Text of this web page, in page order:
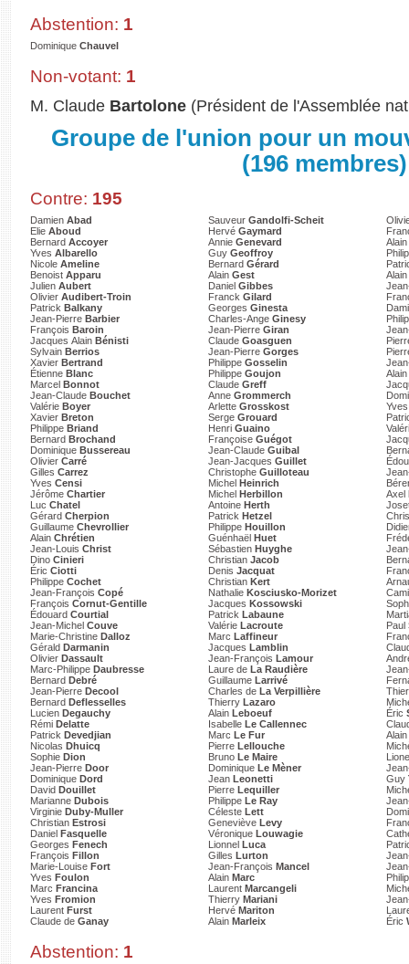
Abstention: 1
Dominique Chauvel
Non-votant: 1
M. Claude Bartolone (Président de l'Assemblée
Groupe de l'union pour un
(196 membres)
Contre: 195
Damien Abad
Elie Aboud
Bernard Accoyer
Yves Albarello
Nicole Ameline
Benoist Apparu
Julien Aubert
Olivier Audibert-Troin
Patrick Balkany
Jean-Pierre Barbier
François Baroin
Jacques Alain Bénisti
Sylvain Berrios
Xavier Bertrand
Étienne Blanc
Marcel Bonnot
Jean-Claude Bouchet
Valérie Boyer
Xavier Breton
Philippe Briand
Bernard Brochand
Dominique Bussereau
Olivier Carré
Gilles Carrez
Yves Censi
Jérôme Chartier
Luc Chatel
Gérard Cherpion
Guillaume Chevrollier
Alain Chrétien
Jean-Louis Christ
Dino Cinieri
Éric Ciotti
Philippe Cochet
Jean-François Copé
François Cornut-Gentille
Édouard Courtial
Jean-Michel Couve
Marie-Christine Dalloz
Gérald Darmanin
Olivier Dassault
Marc-Philippe Daubresse
Bernard Debré
Jean-Pierre Decool
Bernard Deflesselles
Lucien Degauchy
Rémi Delatte
Patrick Devedjian
Nicolas Dhuicq
Sophie Dion
Jean-Pierre Door
Dominique Dord
David Douillet
Marianne Dubois
Virginie Duby-Muller
Christian Estrosi
Daniel Fasquelle
Georges Fenech
François Fillon
Marie-Louise Fort
Yves Foulon
Marc Francina
Yves Fromion
Laurent Furst
Claude de Ganay
Sauveur Gandolfi-Scheit
Hervé Gaymard
Annie Genevard
Guy Geoffroy
Bernard Gérard
Alain Gest
Daniel Gibbes
Franck Gilard
Georges Ginesta
Charles-Ange Ginesy
Jean-Pierre Giran
Claude Goasguen
Jean-Pierre Gorges
Philippe Gosselin
Philippe Goujon
Claude Greff
Anne Grommerch
Arlette Grosskost
Serge Grouard
Henri Guaino
Françoise Guégot
Jean-Claude Guibal
Jean-Jacques Guillet
Christophe Guilloteau
Michel Heinrich
Michel Herbillon
Antoine Herth
Patrick Hetzel
Philippe Houillon
Guénhaël Huet
Sébastien Huyghe
Christian Jacob
Denis Jacquat
Christian Kert
Nathalie Kosciusko-Morizet
Jacques Kossowski
Patrick Labaune
Valérie Lacroute
Marc Laffineur
Jacques Lamblin
Jean-François Lamour
Laure de La Raudière
Guillaume Larrivé
Charles de La Verpillière
Thierry Lazaro
Alain Leboeuf
Isabelle Le Callennec
Marc Le Fur
Pierre Lellouche
Bruno Le Maire
Dominique Le Mèner
Jean Leonetti
Pierre Lequiller
Philippe Le Ray
Céleste Lett
Geneviève Levy
Véronique Louwagie
Lionnel Luca
Gilles Lurton
Jean-François Mancel
Alain Marc
Laurent Marcangeli
Thierry Mariani
Hervé Mariton
Alain Marleix
Alain
Alain
Alain
Axel
Paul
Éric
Alain
Guy
Éric
Abstention: 1